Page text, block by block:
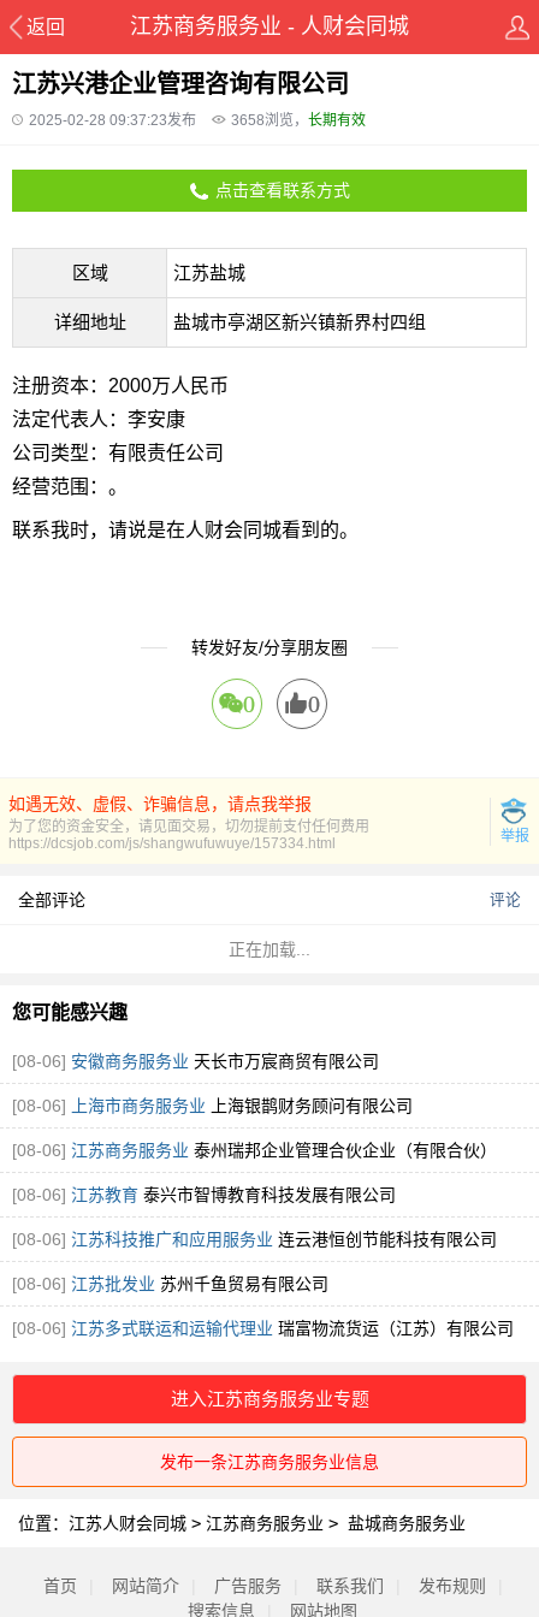
江苏兴港企业管理咨询有限公司
2025-02-28 09:37:23发布 3658浏览， 长期有效
点击查看联系方式
区域 江苏盐城
详细地址 盐城市亭湖区新兴镇新界村四组
注册资本：2000万人民币
法定代表人：李安康
公司类型：有限责任公司
经营范围：。
联系我时，请说是在人财会同城看到的。
转发好友/分享朋友圈
0 0
如遇无效、虚假、诈骗信息，请点我举报
为了您的资金安全，请见面交易，切勿提前支付任何费用
举报
https://dcsjob.com/js/shangwufuwuye/157334.html
全部评论 评论
正在加载...
您可能感兴趣
[08-06] 安徽商务服务业 天长市万宸商贸有限公司
[08-06] 上海市商务服务业 上海银鹊财务顾问有限公司
[08-06] 江苏商务服务业 泰州瑞邦企业管理合伙企业（有限合伙）
[08-06] 江苏教育 泰兴市智博教育科技发展有限公司
[08-06] 江苏科技推广和应用服务业 连云港恒创节能科技有限公司
[08-06] 江苏批发业 苏州千鱼贸易有限公司
[08-06] 江苏多式联运和运输代理业 瑞富物流货运（江苏）有限公司
进入江苏商务服务业专题
发布一条江苏商务服务业信息
位置： 江苏人财会同城 > 江苏商务服务业 > 盐城商务服务业
返回 江苏商务服务业 - 人财会同城
首页 网站简介 广告服务 联系我们 发布规则
搜索信息
网站地图